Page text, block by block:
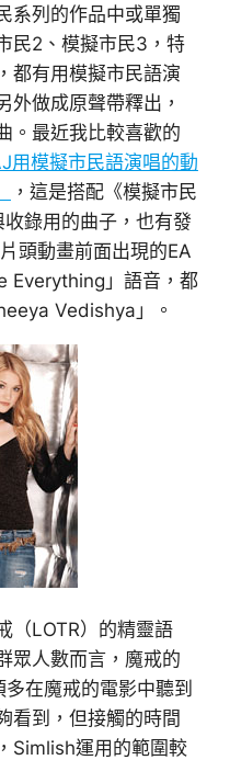
系列的作品中或單獨
民2、模擬市民3，特
都有用模擬市民語演
外做成原聲帶釋出，
。最近我比較喜歡的
用模擬市民語演唱的動
，這是搭配《模擬市民
錄用的曲子，也有發
頭動畫前面出現的EA
Everything」語音，都
Vedishya」。
（LOTR）的精靈語
眾人數而言，魔戒的
在魔戒的電影中聽到
看到，但接觸的時間
Simlish運用的範圍較